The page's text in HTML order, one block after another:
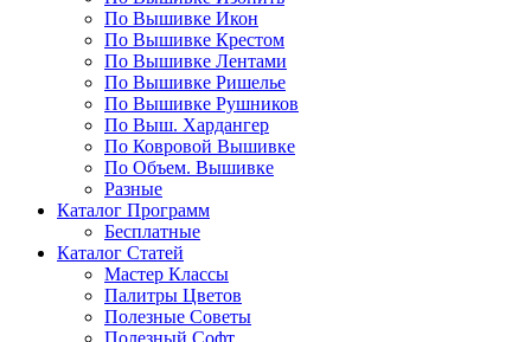
По Вышивке Икон
По Вышивке Крестом
По Вышивке Лентами
По Вышивке Ришелье
По Вышивке Рушников
По Выш. Хардангер
По Ковровой Вышивке
По Объем. Вышивке
Разные
Каталог Программ
Бесплатные
Каталог Статей
Мастер Классы
Палитры Цветов
Полезные Советы
Полезный Софт